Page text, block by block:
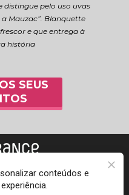
distingue pelo uso uvas
Mauzac”. Blanquette
e que entrega à
história
SEUS
conteúdos e